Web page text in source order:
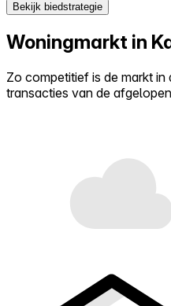
Bekijk biedstrategie
Woningmarkt in
Zo competitief is de markt
transacties van de